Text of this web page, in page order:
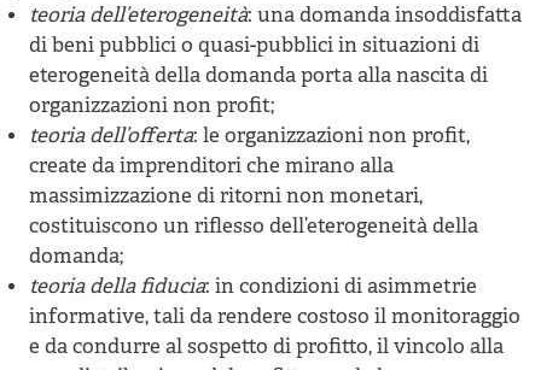
teoria dell’eterogeneità: una domanda insoddisfatta
di beni pubblici o quasi-pubblici in situazioni di
eterogeneità della domanda porta alla nascita di
organizzazioni non profit;
teoria dell’offerta: le organizzazioni non profit,
create da imprenditori che mirano alla
massimizzazione di ritorni non monetari,
costituiscono un riflesso dell’eterogeneità della
domanda;
teoria della fiducia: in condizioni di asimmetrie
informative, tali da rendere costoso il monitoraggio
e da condurre al sospetto di profitto, il vincolo alla